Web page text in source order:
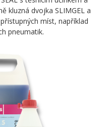
kluzná dvojka SLIMGEL a
míst, například
pneumatik.